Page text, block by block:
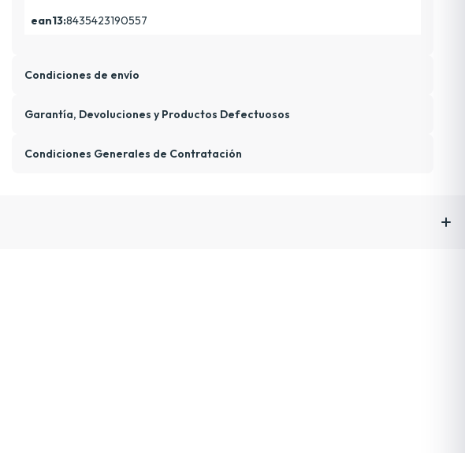
ean13:8435423190557
Condiciones de envío
Garantía, Devoluciones y Productos Defectuosos
Condiciones Generales de Contratación